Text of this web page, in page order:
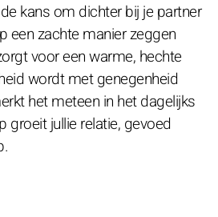
kans om dichter bij je partner
een zachte manier zeggen
voor een warme, hechte
wordt met genegenheid
het meteen in het dagelijks
groeit jullie relatie, gevoed